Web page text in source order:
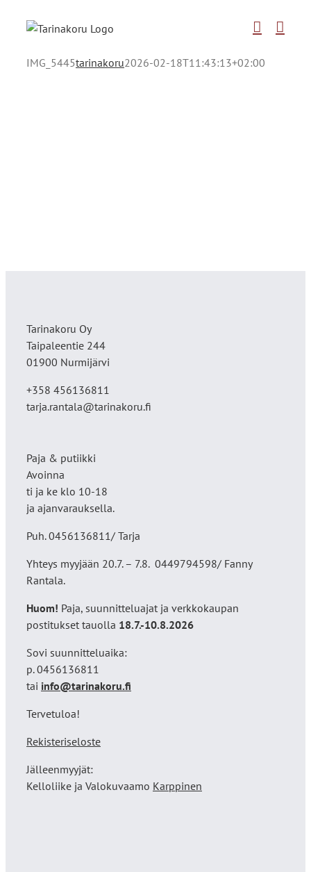
IMG_5445tarinakoru2026-02-18T11:43:13+02:00
Tarinakoru Oy
Taipaleentie 244
01900 Nurmijärvi
+358 456136811
tarja.rantala@tarinakoru.fi
Paja & putiikki
Avoinna
ti ja ke klo 10-18
ja ajanvarauksella.
Puh. 0456136811/ Tarja
Yhteys myyjään 20.7. – 7.8. 0449794598/ Fanny
Rantala.
Huom! Paja, suunnitteluajat ja verkkokaupan
postitukset tauolla 18.7.-10.8.2026
Sovi suunnitteluaika:
p. 0456136811
tai info@tarinakoru.fi
Tervetuloa!
Rekisteriseloste
Jälleenmyyjät:
Kelloliike ja Valokuvaamo Karppinen